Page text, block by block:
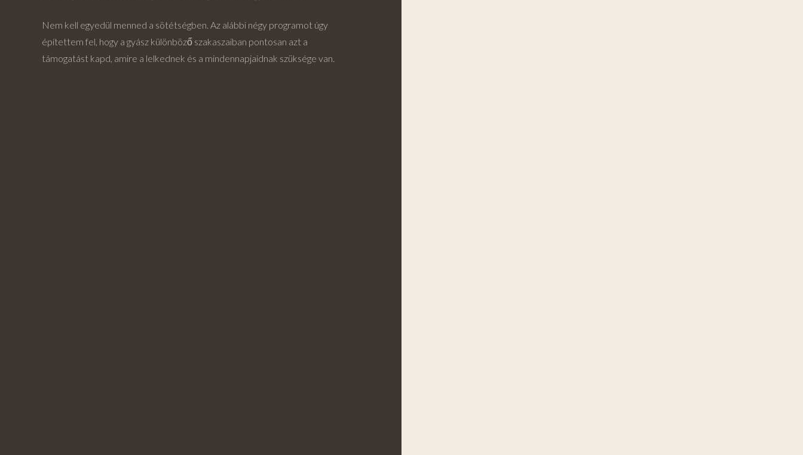
Nem kell egyedül menned a sötétségben. Az alábbi négy programot úgy
építettem fel, hogy a gyász különböző szakaszaiban pontosan azt a
támogatást kapd, amire a lelkednek és a mindennapjaidnak szüksége van.